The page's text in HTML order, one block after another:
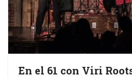
En el 61 con Viri